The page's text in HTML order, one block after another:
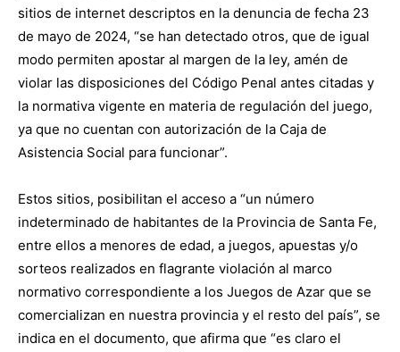
sitios de internet descriptos en la denuncia de fecha 23
de mayo de 2024, “se han detectado otros, que de igual
modo permiten apostar al margen de la ley, amén de
violar las disposiciones del Código Penal antes citadas y
la normativa vigente en materia de regulación del juego,
ya que no cuentan con autorización de la Caja de
Asistencia Social para funcionar”.
Estos sitios, posibilitan el acceso a “un número
indeterminado de habitantes de la Provincia de Santa Fe,
entre ellos a menores de edad, a juegos, apuestas y/o
sorteos realizados en flagrante violación al marco
normativo correspondiente a los Juegos de Azar que se
comercializan en nuestra provincia y el resto del país”, se
indica en el documento, que afirma que “es claro el